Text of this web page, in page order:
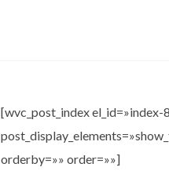
[wvc_post_index
orderby=»» order=»»]